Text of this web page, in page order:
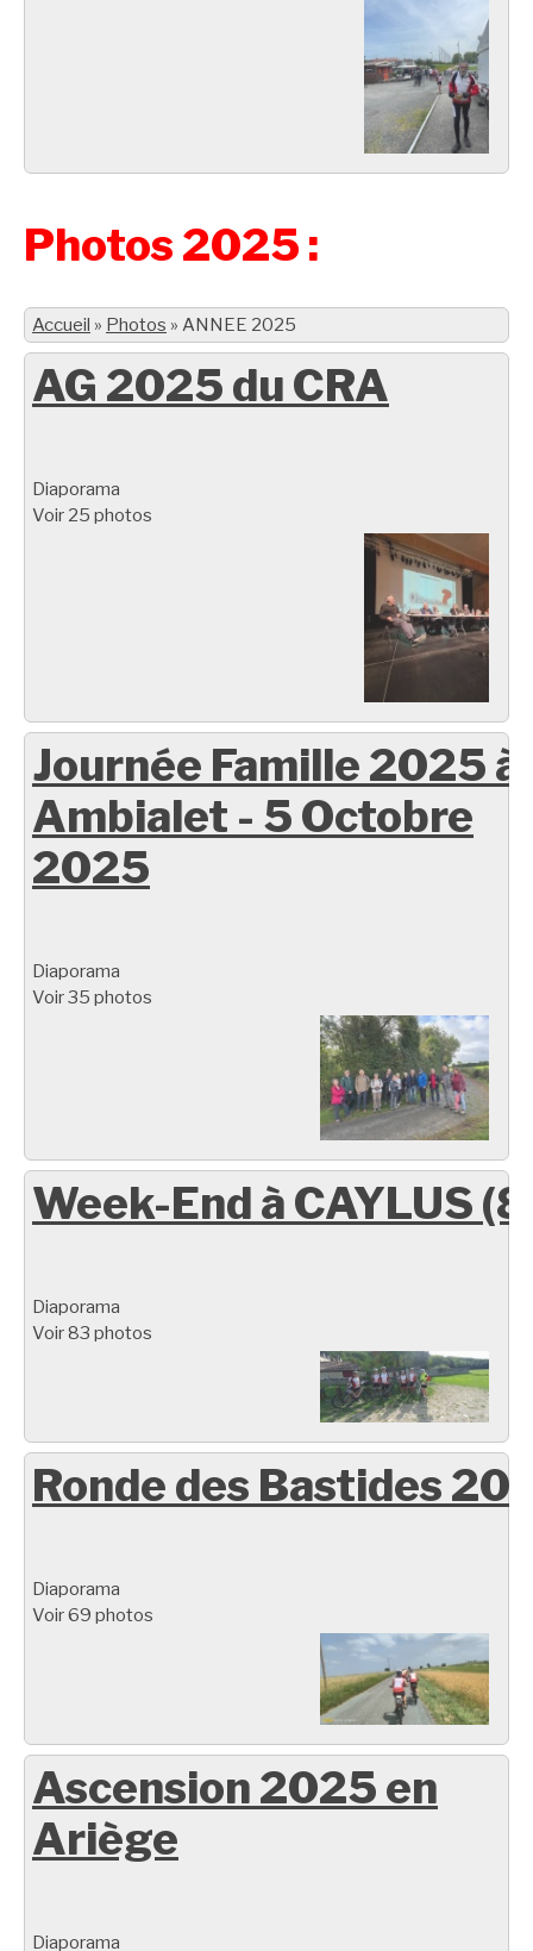
Photos 2025 :
Accueil » Photos » ANNEE 2025
AG 2025 du CRA
Diaporama
Voir 25 photos
Journée Famille 2025 à
Ambialet - 5 Octobre
2025
Diaporama
Voir 35 photos
Week-End à CAYLUS
Diaporama
Voir 83 photos
Ronde des Bastides
Diaporama
Voir 69 photos
Ascension 2025 en
Ariège
Diaporama